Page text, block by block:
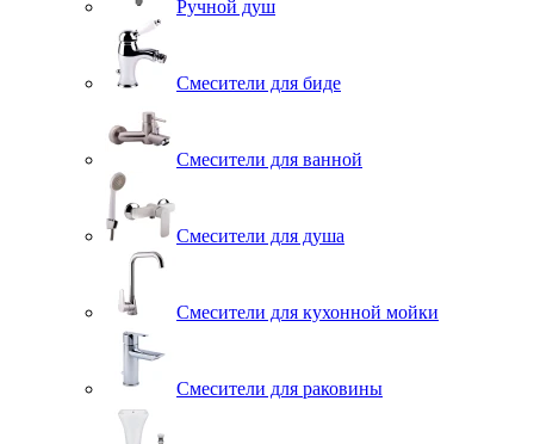
Ручной душ
Смесители для биде
Смесители для ванной
Смесители для душа
Смесители для кухонной мойки
Смесители для раковины